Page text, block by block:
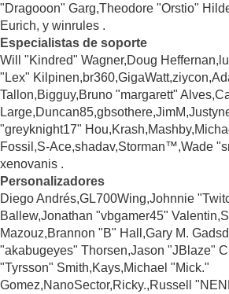
"Dragooon" Garg,Theodore "Orstio"
Eurich, y winrules .
Especialistas de soporte
Will "Kindred" Wagner,Doug
"Lex"
Tallon,Bigguy,Bruno "margarett"
"greyknight17"
Fossil,S-Ace,shadav,Storman™,Wade
xenovanis .
Personalizadores
Diego Andrés,GL700Wing,Johnnie
Ballew,Jonathan "vbgamer45"
Mazouz,Brannon "B" Hall,Gary M.
"akabugeyes" Thorsen,Jason "JBlaze"
"Tyrsson" Smith,Kays,Michael "Mick."
Gomez,NanoSector,Ricky.,Russell